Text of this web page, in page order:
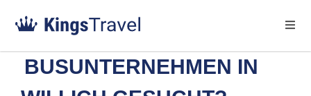
BUSUNTERNEHMEN IN